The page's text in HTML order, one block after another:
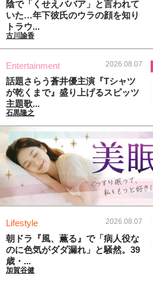
陰で「くせえババア」と言われて
いた…年下彼氏のウラの顔を知り
トラウ...
古川諭香
Entertainment 2026.08.07
話題さらう蒼井優主演『Tシャツ
が乾くまで』盛り上げるスピッツ
主題歌...
石黒隆之
Lifestyle 2026.08.07
朝ドラ『風、薫る』で「病人役な
のに色気がダダ漏れ」と騒然。39
歳・...
加賀谷健